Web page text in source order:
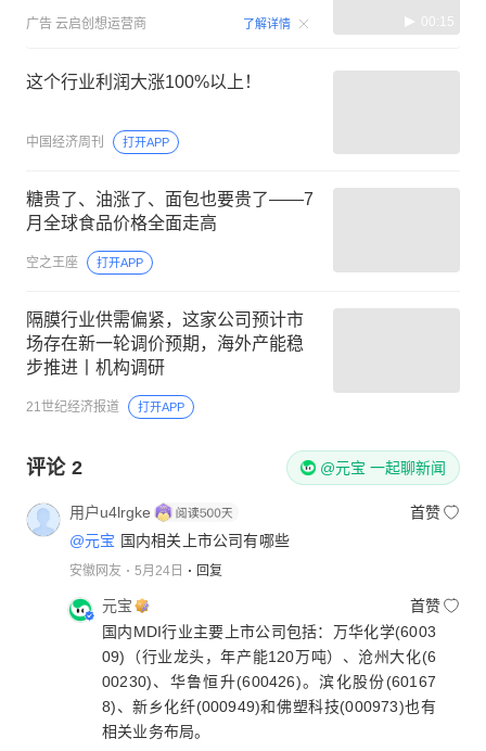
广告 云启创想运营商 了解详情 00:15
这个行业利润大涨100%以上！
中国经济周刊 打开APP
糖贵了、油涨了、面包也要贵了——7
月全球食品价格全面走高
空之王座 打开APP
隔膜行业供需偏紧，这家公司预计市
场存在新一轮调价预期，海外产能稳
步推进丨机构调研
21世纪经济报道 打开APP
评论 2 @元宝 一起聊新闻
用户u4lrgke
首赞
@元宝 国内相关上市公司有哪些
安徽网友 5月24日 回复
元宝
首赞
国内MDI行业主要上市公司包括：万华化学(6003
09)（行业龙头，年产能120万吨）、沧州大化(6
00230)、华鲁恒升(600426)。滨化股份(60167
8)、新乡化纤(000949)和佛塑科技(000973)也有
相关业务布局。